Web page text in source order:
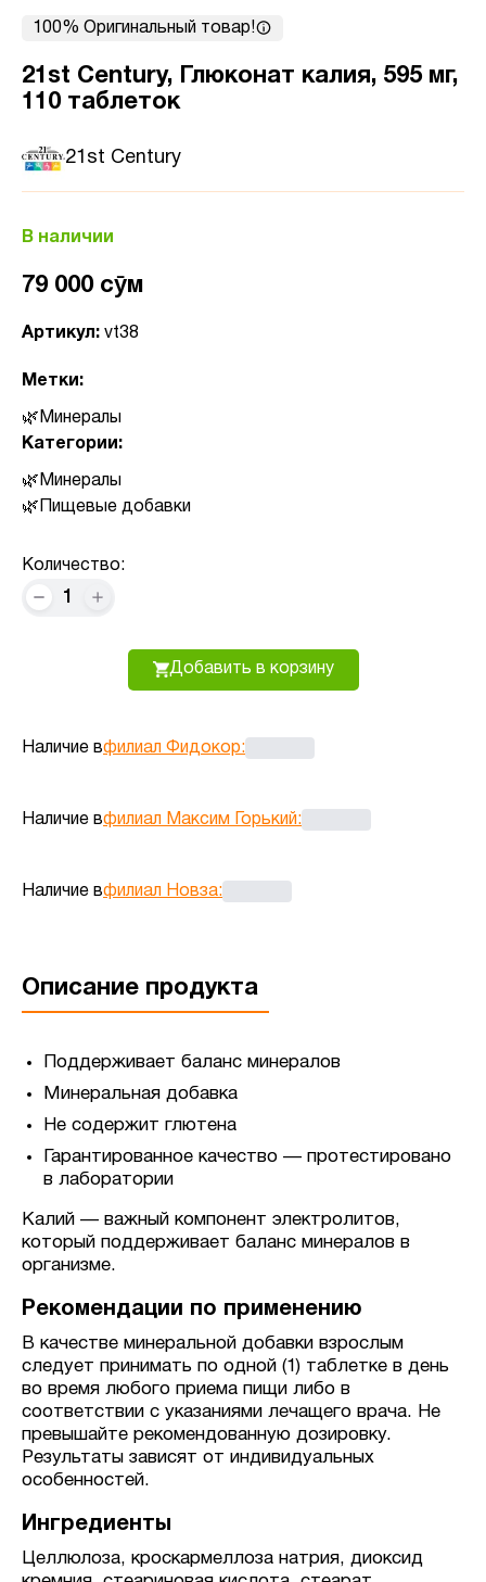
100% Оригинальный товар!
21st Century, Глюконат калия, 595 мг,
110 таблеток
21st Century
В наличии
79 000 сӯм
Артикул: vt38
Метки:
Минералы
Категории:
Минералы
Пищевые добавки
Количество:
1
Добавить в корзину
Наличие вфилиал Фидокор:
Наличие вфилиал Максим Горький:
Наличие вфилиал Новза:
Описание продукта
Поддерживает баланс минералов
Минеральная добавка
Не содержит глютена
Гарантированное качество — протестировано
в лаборатории
Калий — важный компонент электролитов,
который поддерживает баланс минералов в
организме.
Рекомендации по применению
В качестве минеральной добавки взрослым
следует принимать по одной (1) таблетке в день
во время любого приема пищи либо в
соответствии с указаниями лечащего врача. Не
превышайте рекомендованную дозировку.
Результаты зависят от индивидуальных
особенностей.
Ингредиенты
Целлюлоза, кроскармеллоза натрия, диоксид